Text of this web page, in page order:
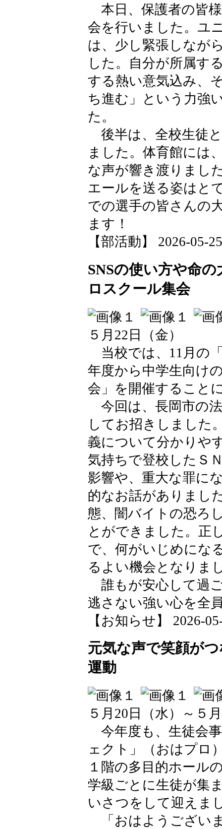
本日、保護者の皆
会を行いました。ユ
は、少し緊張しなが
した。自分が所属す
する熱い意気込み、
ち進む」という力強
た。
後半は、全校生徒
ました。体育館には
な声が響き渡りまし
エールを送る姿はと
での選手の皆さんの
ます！
【部活動】 2026-05-
SNSの使い方や命
ロスクール集会
５月22日（金）
当校では、11月の
年度から中学生向け
会」を開催すること
今回は、長岡市の
してお招きしました
義について分かりや
気持ちで登校したＳ
影響や、重大な罪に
的なお話がありまし
態、闇バイトの恐ろ
とができました。正
で、何がいじめにな
るよい機会となりま
誰もが安心して過
逃さない強い心を全
【お知らせ】 2026-
元気な声で笑顔が
運動
５月20日（水）～５
今年度も、生徒会
ェクト」（おはプロ
１階の多目的ホール
学級ごとに生徒が集
いさつをして迎えま
「おはようござい